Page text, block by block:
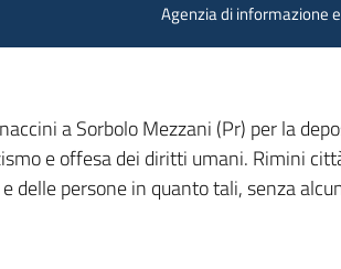
Agenzia di informazione
a Sorbolo Mezzani (Pr) per la
e offesa dei diritti umani. Rimini
delle persone in quanto tali, senza